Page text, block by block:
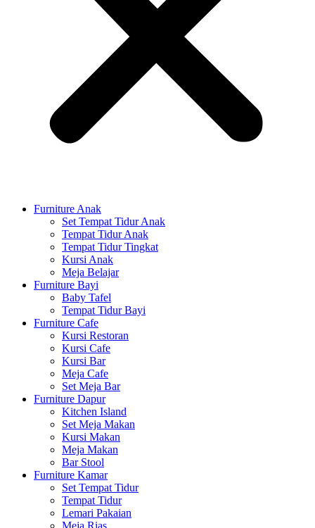
Furniture Anak
Set Tempat Tidur Anak
Tempat Tidur Anak
Tempat Tidur Tingkat
Kursi Anak
Meja Belajar
Furniture Bayi
Baby Tafel
Tempat Tidur Bayi
Furniture Cafe
Kursi Restoran
Kursi Cafe
Kursi Bar
Meja Cafe
Set Meja Bar
Furniture Dapur
Kitchen Island
Set Meja Makan
Kursi Makan
Meja Makan
Bar Stool
Furniture Kamar
Set Tempat Tidur
Tempat Tidur
Lemari Pakaian
Meja Rias